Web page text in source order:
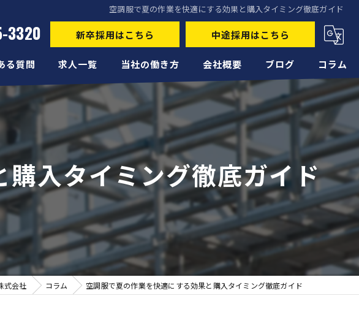
空調服で夏の作業を快適にする効果と購入タイミング徹底ガイド
3320 新卒採用はこちら 中途採用はこちら
る質問 求人一覧 当社の働き方
未経験
経験者
正社員
高収入
転職
会社概要 ブログ コラム
入タイミング徹底ガイド
式会社 コラム 空調服で夏の作業を快適にする効果と購入タイミング徹底ガイド